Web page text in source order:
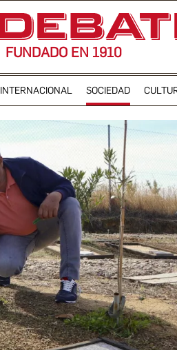
FUNDADO EN 1910
INTERNACIONAL SOCIEDAD